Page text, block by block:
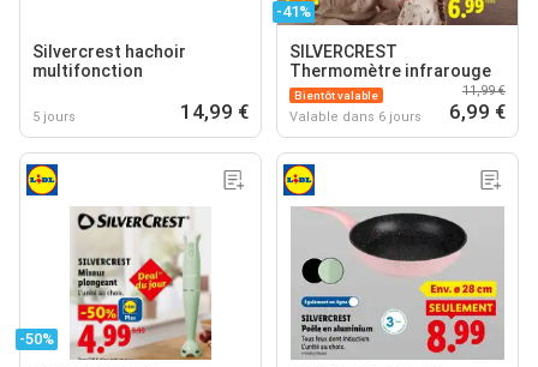
Silvercrest hachoir
multifonction
5 jours 14,99 €
-41%
SILVERCREST
Thermomètre infrarouge
Bientôt valable
Valable dans 6 jours
11,99 €
6,99 €
-50%